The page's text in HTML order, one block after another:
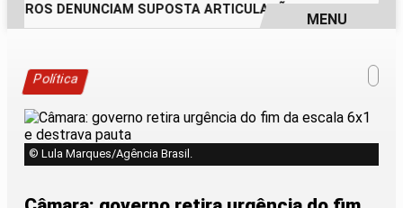
DENUNCIAM SUPOSTA ARTICULAÇÃO PARA
MENU
Política
© Lula Marques/Agência Brasil.